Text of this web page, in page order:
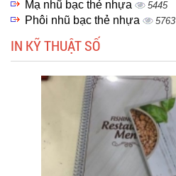
Mạ nhũ bạc thẻ nhựa 5445
Phôi nhũ bạc thẻ nhựa 5763
IN KỸ THUẬT SỐ